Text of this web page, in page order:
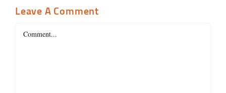
Leave A Comment
Comment